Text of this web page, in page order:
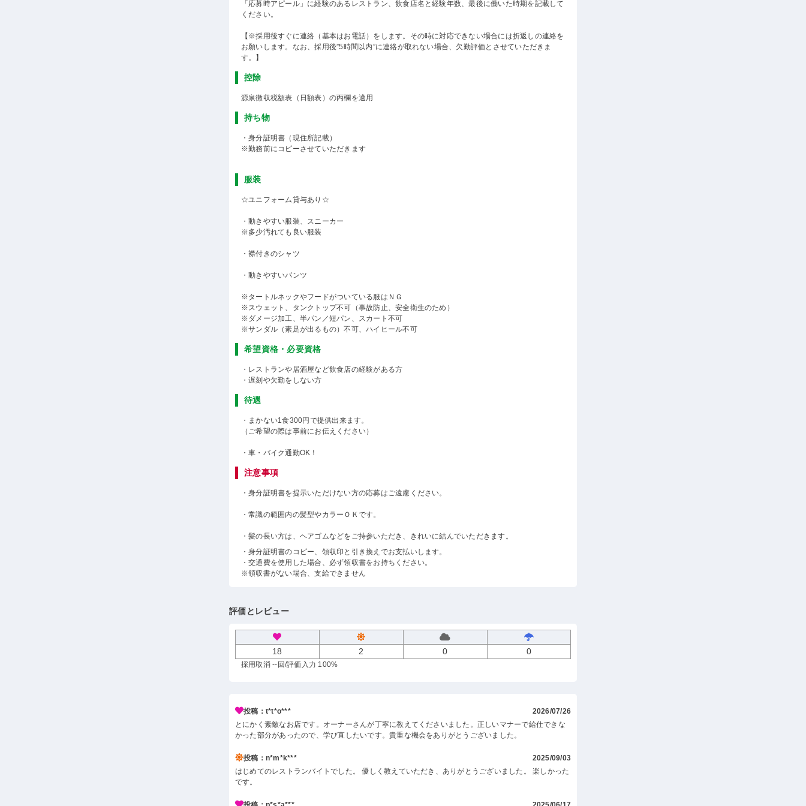
「応募時アピール」に経験のあるレストラン、飲食店名と経験年数、最後に働いた時期を記載して
ください。
【※採用後すぐに連絡（基本はお電話）をします。その時に対応できない場合には折返しの連絡を
お願いします。なお、採用後”5時間以内”に連絡が取れない場合、欠勤評価とさせていただきま
す。】
控除
源泉徴収税額表（日額表）の丙欄を適用
持ち物
・身分証明書（現住所記載）
※勤務前にコピーさせていただきます
服装
☆ユニフォーム貸与あり☆
・動きやすい服装、スニーカー
※多少汚れても良い服装
・襟付きのシャツ
・動きやすいパンツ
※タートルネックやフードがついている服はＮＧ
※スウェット、タンクトップ不可（事故防止、安全衛生のため）
※ダメージ加工、半パン／短パン、スカート不可
※サンダル（素足が出るもの）不可、ハイヒール不可
希望資格・必要資格
・レストランや居酒屋など飲食店の経験がある方
・遅刻や欠勤をしない方
待遇
・まかない1食300円で提供出来ます。
（ご希望の際は事前にお伝えください）
・車・バイク通勤OK！
注意事項
・身分証明書を提示いただけない方の応募はご遠慮ください。
・常識の範囲内の髪型やカラーＯＫです。
・髪の長い方は、ヘアゴムなどをご持参いただき、きれいに結んでいただきます。
・身分証明書のコピー、領収印と引き換えでお支払いします。
・交通費を使用した場合、必ず領収書をお持ちください。
※領収書がない場合、支給できません
評価とレビュー
18 2 0 0
採用取消 --回/評価入力 100%
投稿：t*t*o***
2026/07/26
とにかく素敵なお店です。オーナーさんが丁寧に教えてくださいました。正しいマナーで給仕できな
かった部分があったので、学び直したいです。貴重な機会をありがとうございました。
投稿：n*m*k***
2025/09/03
はじめてのレストランバイトでした。 優しく教えていただき、ありがとうございました。 楽しかった
です。